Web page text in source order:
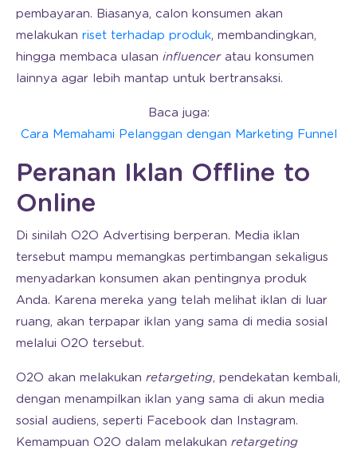
pembayaran. Biasanya, calon konsumen akan
melakukan riset terhadap produk, membandingkan,
hingga membaca ulasan influenceratau konsumen
lainnya agar lebih mantap untuk bertransaksi.
Baca juga:
Cara Memahami Pelanggan dengan Marketing Funnel
Peranan Iklan Offline to
Online
Di sinilah O2O Advertising berperan. Media iklan
tersebut mampu memangkas pertimbangan sekaligus
menyadarkan konsumen akan pentingnya produk
Anda. Karena mereka yang telah melihat iklan di luar
ruang, akan terpapar iklan yang sama di media sosial
melalui O2O tersebut.
O2O akan melakukan retargeting, pendekatan kembali,
dengan menampilkan iklan yang sama di akun media
sosial audiens, seperti Facebook dan Instagram.
Kemampuan O2O dalam melakukan retargeting